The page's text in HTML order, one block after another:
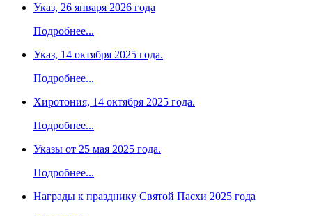
Указ, 26 января 2026 года
Подробнее...
Указ, 14 октября 2025 года.
Подробнее...
Хиротония, 14 октября 2025 года.
Подробнее...
Указы от 25 мая 2025 года.
Подробнее...
Награды к празднику Святой Пасхи 2025 года